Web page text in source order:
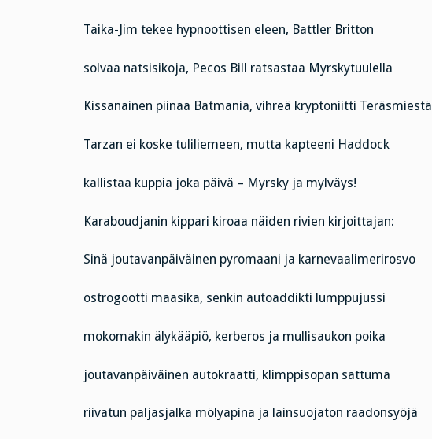
Taika-Jim tekee hypnoottisen eleen, Battler Britton
solvaa natsisikoja, Pecos Bill ratsastaa Myrskytuulella
Kissanainen piinaa Batmania, vihreä kryptoniitti Teräsmiestä
Tarzan ei koske tuliliemeen, mutta kapteeni Haddock
kallistaa kuppia joka päivä – Myrsky ja mylväys!
Karaboudjanin kippari kiroaa näiden rivien kirjoittajan:
Sinä joutavanpäiväinen pyromaani ja karnevaalimerirosvo
ostrogootti maasika, senkin autoaddikti lumppujussi
mokomakin älykääpiö, kerberos ja mullisaukon poika
joutavanpäiväinen autokraatti, klimppisopan sattuma
riivatun paljasjalka mölyapina ja lainsuojaton raadonsyöjä